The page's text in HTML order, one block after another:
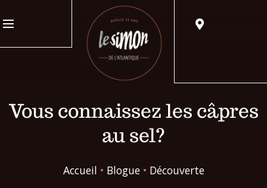
Vous connaissez les câpres
au sel?
Accueil • Blogue • Découverte